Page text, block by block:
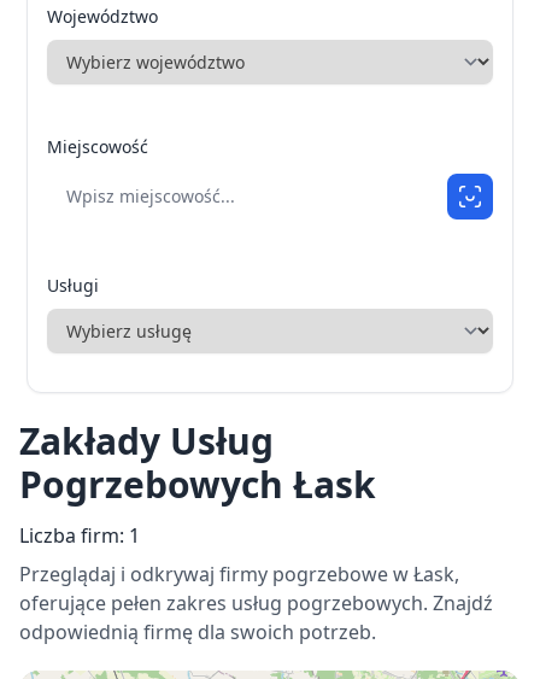
Województwo
Miejscowość
Usługi
Zakłady Usług
Pogrzebowych Łask
Liczba firm: 1
Przeglądaj i odkrywaj firmy pogrzebowe w Łask,
oferujące pełen zakres usług pogrzebowych. Znajdź
odpowiednią firmę dla swoich potrzeb.